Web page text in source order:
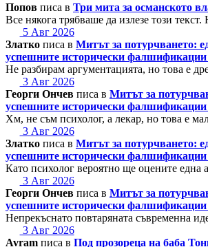
Попов писа в Три мита за османското
Все някога трябваше да излезе този текст.
5 Авг 2026
Златко писа в Митът за потурчването:
успешните исторически
Не разбирам аргументацията, но това е
3 Авг 2026
Георги Ончев писа в Митът за
успешните исторически
Хм, не съм психолог, а лекар, но това е
3 Авг 2026
Златко писа в Митът за потурчването:
успешните исторически
Като психолог вероятно ще оцените една
3 Авг 2026
Георги Ончев писа в Митът за
успешните исторически
Непрекъснато повтаряната съвременна
3 Авг 2026
Avram писа в Под прозореца на баба